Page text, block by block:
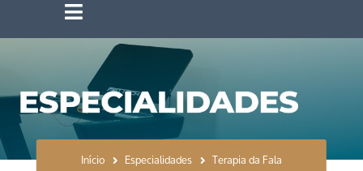
Início Especialidades Terapia da Fala